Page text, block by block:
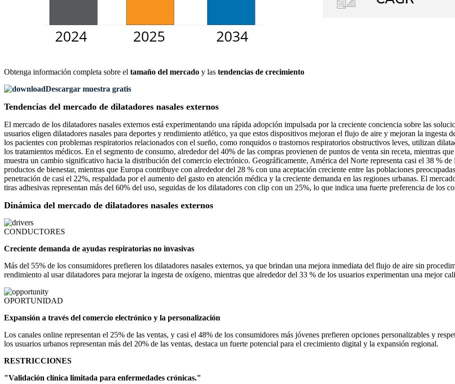
Obtenga información completa sobre el tamaño del mercado y las tendencias de crecimiento
Descargar muestra gratis
Tendencias del mercado de dilatadores nasales externos
El mercado de los dilatadores nasales externos está experimentando una rápida adopción impulsada por la creciente conciencia sobre las
usuarios eligen dilatadores nasales para deportes y rendimiento atlético, ya que estos dispositivos mejoran el flujo de aire y mejoran la
los pacientes con problemas respiratorios relacionados con el sueño, como ronquidos o trastornos respiratorios obstructivos leves, utilizan
los tratamientos médicos. En el segmento de consumo, alrededor del 40% de las compras provienen de puntos de venta sin receta, mientras
muestra un cambio significativo hacia la distribución del comercio electrónico. Geográficamente, América del Norte representa casi el 38 %
productos de bienestar, mientras que Europa contribuye con alrededor del 28 % con una aceptación creciente entre las poblaciones
penetración de casi el 22%, respaldada por el aumento del gasto en atención médica y la creciente demanda en las regiones urbanas. El
tiras adhesivas representan más del 60% del uso, seguidas de los dilatadores con clip con un 25%, lo que indica una fuerte preferencia de los
Dinámica del mercado de dilatadores nasales externos
CONDUCTORES
Creciente demanda de ayudas respiratorias no invasivas
Más del 55% de los consumidores prefieren los dilatadores nasales externos, ya que brindan una mejora inmediata del flujo de aire sin
rendimiento al usar dilatadores para mejorar la ingesta de oxígeno, mientras que alrededor del 33 % de los usuarios experimentan una mejor
OPORTUNIDAD
Expansión a través del comercio electrónico y la personalización
Los canales online representan el 25% de las ventas, y casi el 48% de los consumidores más jóvenes prefieren opciones personalizables y
los usuarios urbanos representan más del 20% de las ventas, destaca un fuerte potencial para el crecimiento digital y la expansión regional.
RESTRICCIONES
"Validación clínica limitada para enfermedades crónicas."